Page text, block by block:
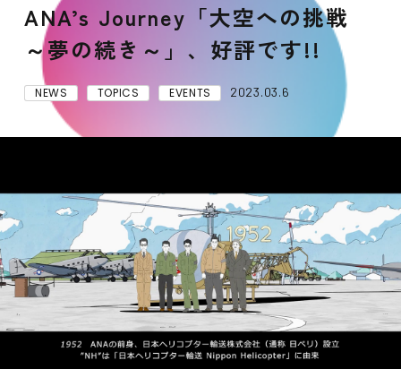
ANA’s Journey「大空への挑戦
～夢の続き～」、好評です!!
NEWS TOPICS EVENTS 2023.03.6